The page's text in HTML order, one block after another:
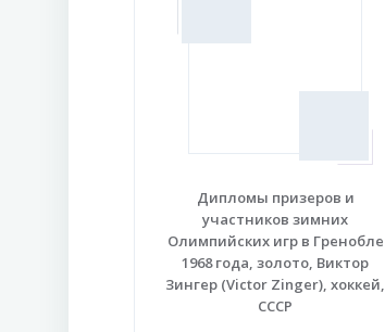
Дипломы призеров и
участников зимних
Олимпийских игр в Гренобле
1968 года, золото, Виктор
Зингер (Victor Zinger), хоккей,
СССР